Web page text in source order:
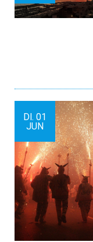
Dl. 01
JUN